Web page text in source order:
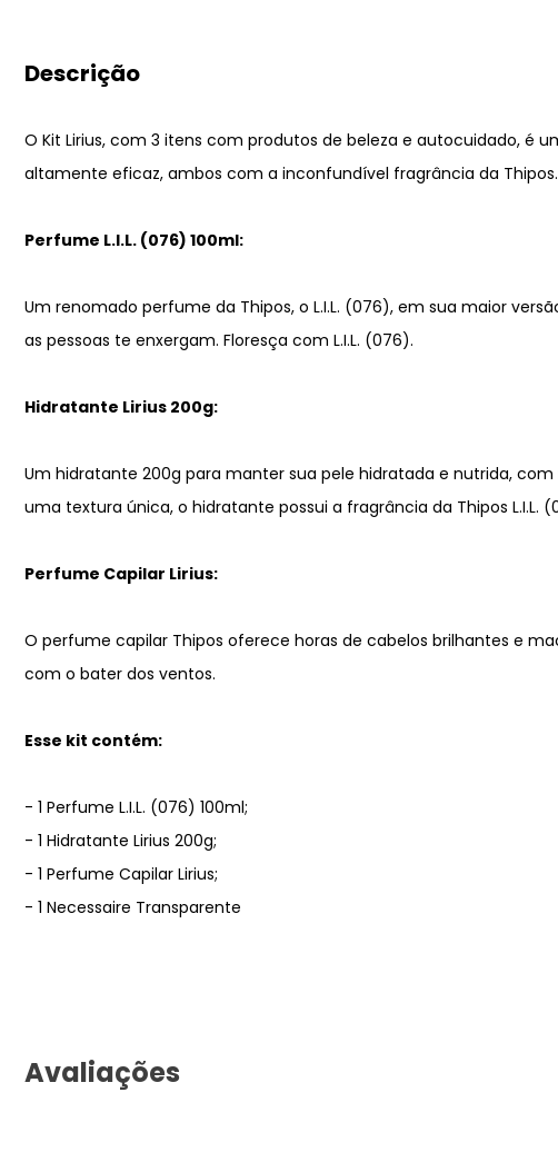
Descrição
O Kit Lirius, com 3 itens com produtos de beleza e autocuidado,
altamente eficaz, ambos com a inconfundível fragrância da Thipos.
Perfume L.I.L. (076) 100ml:
Um renomado perfume da Thipos, o L.I.L. (076), em sua maior
as pessoas te enxergam. Floresça com L.I.L. (076).
Hidratante Lirius 200g:
Um hidratante 200g para manter sua pele hidratada e nutrida,
uma textura única, o hidratante possui a fragrância da Thipos L.I.L.
Perfume Capilar Lirius:
O perfume capilar Thipos oferece horas de cabelos brilhantes e
com o bater dos ventos.
Esse kit contém:
- 1 Perfume L.I.L. (076) 100ml;
- 1 Hidratante Lirius 200g;
- 1 Perfume Capilar Lirius;
- 1 Necessaire Transparente
Avaliações